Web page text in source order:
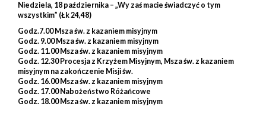
Niedziela, 18 października – „Wy zaś macie świadczyć o tym
wszystkim” (Łk 24,48)
Godz.7.00 Msza św. z kazaniem misyjnym
Godz. 9.00 Msza św. z kazaniem misyjnym
Godz. 11.00 Msza św. z kazaniem misyjnym
Godz. 12.30 Procesja z Krzyżem Misyjnym, Msza św. z kazaniem
misyjnym na zakończenie Misji św.
Godz. 16.00 Msza św. z kazaniem misyjnym
Godz. 17.00 Nabożeństwo Różańcowe
Godz. 18.00 Msza św. z kazaniem misyjnym